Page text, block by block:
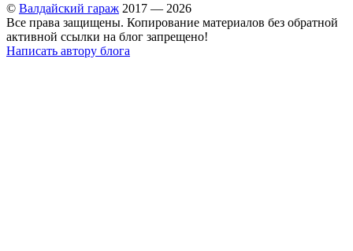
© Валдайский гараж 2017 — 2026
Все права защищены. Копирование материалов без обратной
активной ссылки на блог запрещено!
Написать автору блога